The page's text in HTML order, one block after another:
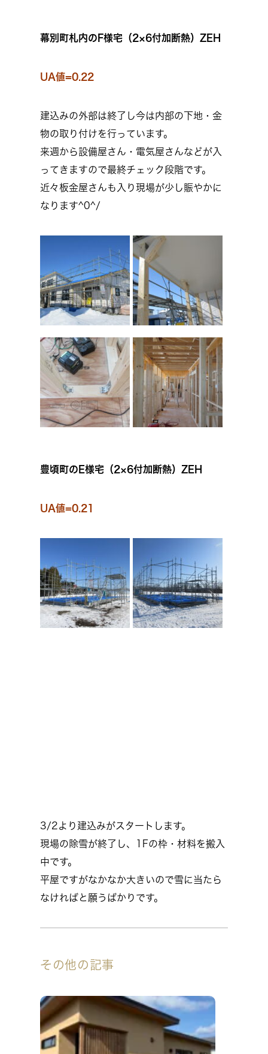
幕別町札内のF様宅（2×6付加断熱）ZEH
UA値=0.22
建込みの外部は終了し今は内部の下地・金
物の取り付けを行っています。
来週から設備屋さん・電気屋さんなどが入
ってきますので最終チェック段階です。
近々板金屋さんも入り現場が少し賑やかに
なります^0^/
豊頃町のE様宅（2×6付加断熱）ZEH
UA値=0.21
3/2より建込みがスタートします。
現場の除雪が終了し、1Fの枠・材料を搬入
中です。
平屋ですがなかなか大きいので雪に当たら
なければと願うばかりです。
その他の記事